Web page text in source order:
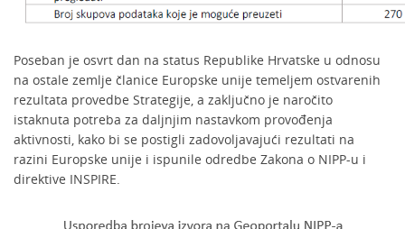
Poseban je osvrt dan na status Republike Hrvatske u odnosu
na ostale zemlje članice Europske unije temeljem ostvarenih
rezultata provedbe Strategije, a zaključno je naročito
istaknuta potreba za daljnjim nastavkom provođenja
aktivnosti, kako bi se postigli zadovoljavajući rezultati na
razini Europske unije i ispunile odredbe Zakona o NIPP-u i
direktive INSPIRE.